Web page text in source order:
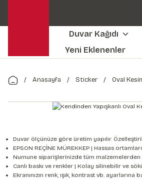
Duvar Kağıdı
Yeni Eklenenler
Anasayfa Sticker Oval
Duvar ölçünüze göre üretim yapılır.
EPSON REÇİNE MÜREKKEP | Hassas
Numune siparişlerinizde tüm malzemelerden
Canlı baskı ve renkler | Kolay silinebilir ve
Ekranınızın renk, ışık, kontrast vb.